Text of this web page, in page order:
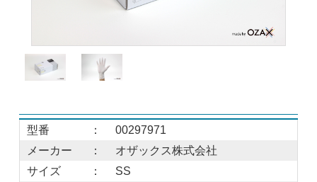
型番 ：
00297971
メーカー
：
オザックス株式会社
サイズ
：
SS